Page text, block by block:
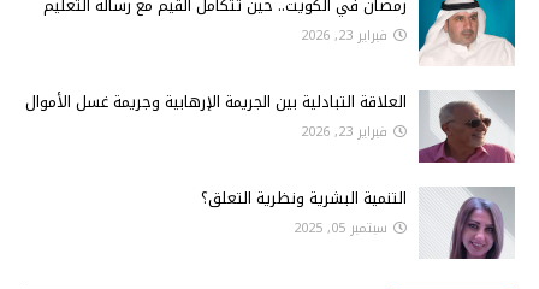
فبراير 23, 2026
العلاقة التبادلية بين الجريمة الإرهابية وجريمة غسل الأموال
فبراير 23, 2026
التنمية البشرية ونظرية التعلق؟
سبتمبر 05, 2025